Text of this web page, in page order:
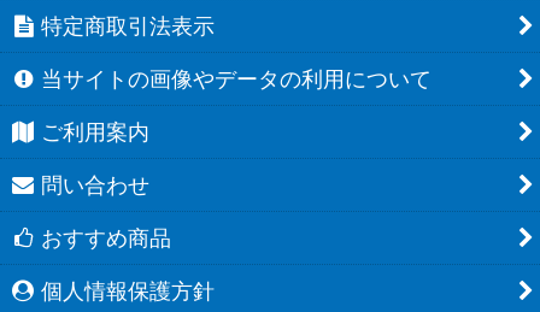
特定商取引法表示
当サイトの画像やデータの利用について
ご利用案内
問い合わせ
おすすめ商品
個人情報保護方針